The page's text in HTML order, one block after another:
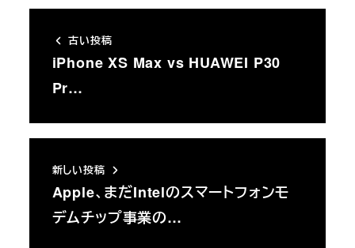
古い投稿
iPhone XS Max vs HUAWEI P30
Pr…
新しい投稿
Apple、まだIntelのスマートフォンモ
デムチップ事業の…